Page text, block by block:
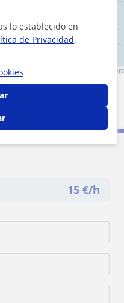
| © contributors
15 €/h
lo establecido en
de Privacidad.